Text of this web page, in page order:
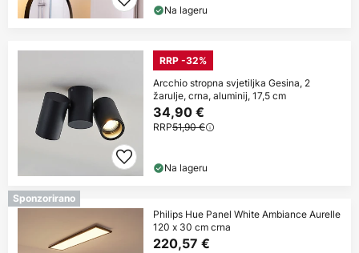
Na lageru
RRP -32%
Arcchio stropna svjetiljka Gesina, 2
žarulje, crna, aluminij, 17,5 cm
34,90 €
RRP51,90 €
Na lageru
Sponzorirano
Philips Hue Panel White Ambiance Aurelle
120 x 30 cm crna
220,57 €